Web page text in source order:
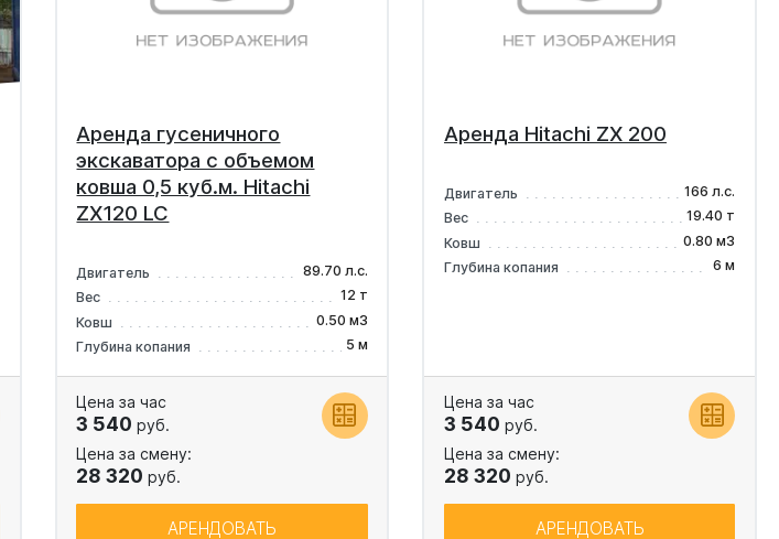
Аренда гусеничного
экскаватора с объемом
ковша 0,5 куб.м. Hitachi
ZX120 LC
Двигатель
89.70 л.с.
Вес
12 т
Ковш
0.50 м3
Глубина копания
5 м
Цена за час
3 540 руб.
Цена за смену:
28 320 руб.
АРЕНДОВАТЬ
Аренда Hitachi ZX 200
Двигатель
166 л.с.
Вес
19.40 т
Ковш
0.80 м3
Глубина копания
6 м
Цена за час
3 540 руб.
Цена за смену:
28 320 руб.
АРЕНДОВАТЬ